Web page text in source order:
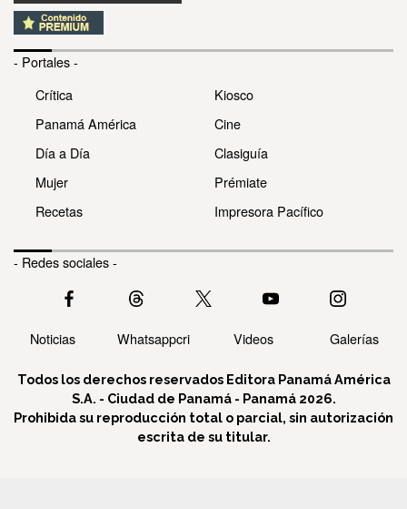
- Portales -
Crítica
Panamá América
Día a Día
Mujer
Recetas
Kiosco
Cine
Clasiguía
Prémiate
Impresora Pacífico
- Redes sociales -
Noticias Whatsappcri Videos Galerías
Todos los derechos reservados Editora Panamá América
S.A. - Ciudad de Panamá - Panamá 2026.
Prohibida su reproducción total o parcial, sin autorización
escrita de su titular.